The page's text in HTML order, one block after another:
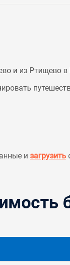
и из Ртищево в
и загрузить